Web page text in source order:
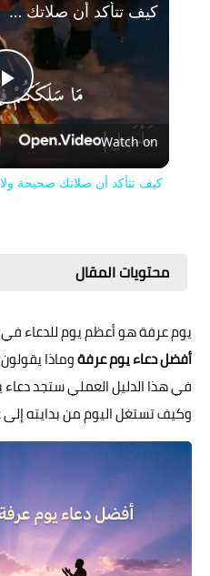
كيف تتأكد أن صلاتك صحيحة ولا تدخلك النار؟ نصائح من الشيخ سعد العتيق
Watch on
كيف تتأكد أن صلاتك صحيحة
محتويات المقال
يوم عرفة هو أعظم يوم للدعاء
أفضل دعاء يوم عرفةوماذا
في هذا الدليل العملي ستجد دعاء
وكيف تستغل اليوم من بدايته